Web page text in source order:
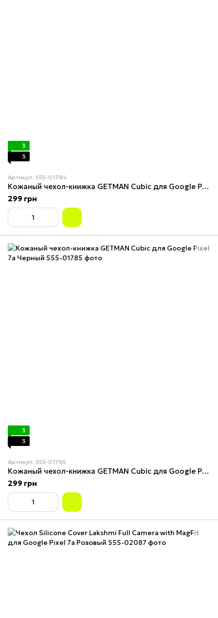
3
3
Артикул: 555-01784
Кожаный чехол-книжка GETMAN Cubic для Google Pixel 7a Синий
299 грн
3
3
Артикул: 555-01785
Кожаный чехол-книжка GETMAN Cubic для Google Pixel 7a Черный
299 грн